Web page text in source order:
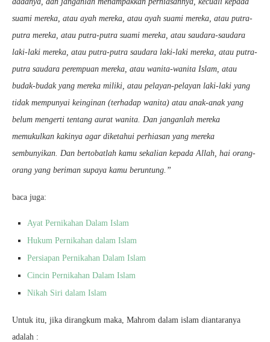
suami mereka, atau ayah mereka, atau ayah suami mereka, atau putra-
putra mereka, atau putra-putra suami mereka, atau saudara-saudara
laki-laki mereka, atau putra-putra saudara laki-laki mereka, atau putra-
putra saudara perempuan mereka, atau wanita-wanita Islam, atau
budak-budak yang mereka miliki, atau pelayan-pelayan laki-laki yang
tidak mempunyai keinginan (terhadap wanita) atau anak-anak yang
belum mengerti tentang aurat wanita. Dan janganlah mereka
memukulkan kakinya agar diketahui perhiasan yang mereka
sembunyikan. Dan bertobatlah kamu sekalian kepada Allah, hai orang-
orang yang beriman supaya kamu beruntung.”
baca juga:
Ayat Pernikahan Dalam Islam
Hukum Pernikahan dalam Islam
Persiapan Pernikahan Dalam Islam
Cincin Pernikahan Dalam Islam
Nikah Siri dalam Islam
Untuk itu, jika dirangkum maka, Mahrom dalam islam diantaranya
adalah :